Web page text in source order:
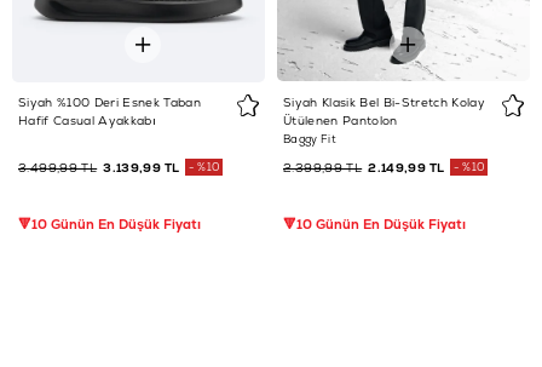
Siyah %100 Deri Esnek Taban
Hafif Casual Ayakkabı
3.139,99 TL
3.499,99 TL %10
🔻10 Günün En Düşük Fiyatı
Siyah Klasik Bel Bi-Stretch Kolay
Ütülenen Pantolon
Baggy Fit
2.149,99 TL
2.399,99 TL %10
🔻10 Günün En Düşük Fiyatı